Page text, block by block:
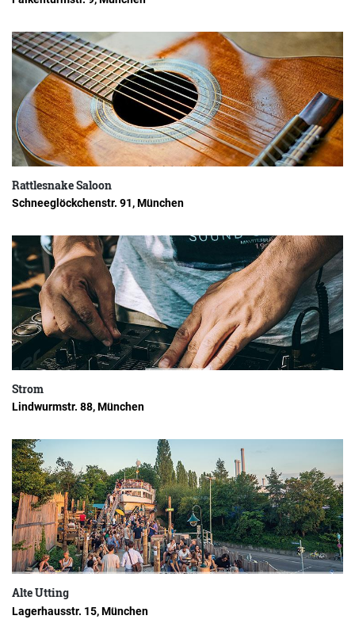
Rattlesnake Saloon
Schneeglöckchenstr. 91, München
Strom
Lindwurmstr. 88, München
Alte Utting
Lagerhausstr. 15, München